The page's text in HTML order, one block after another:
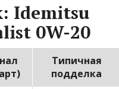
Idemitsu
0W-20
Типичная
подделка